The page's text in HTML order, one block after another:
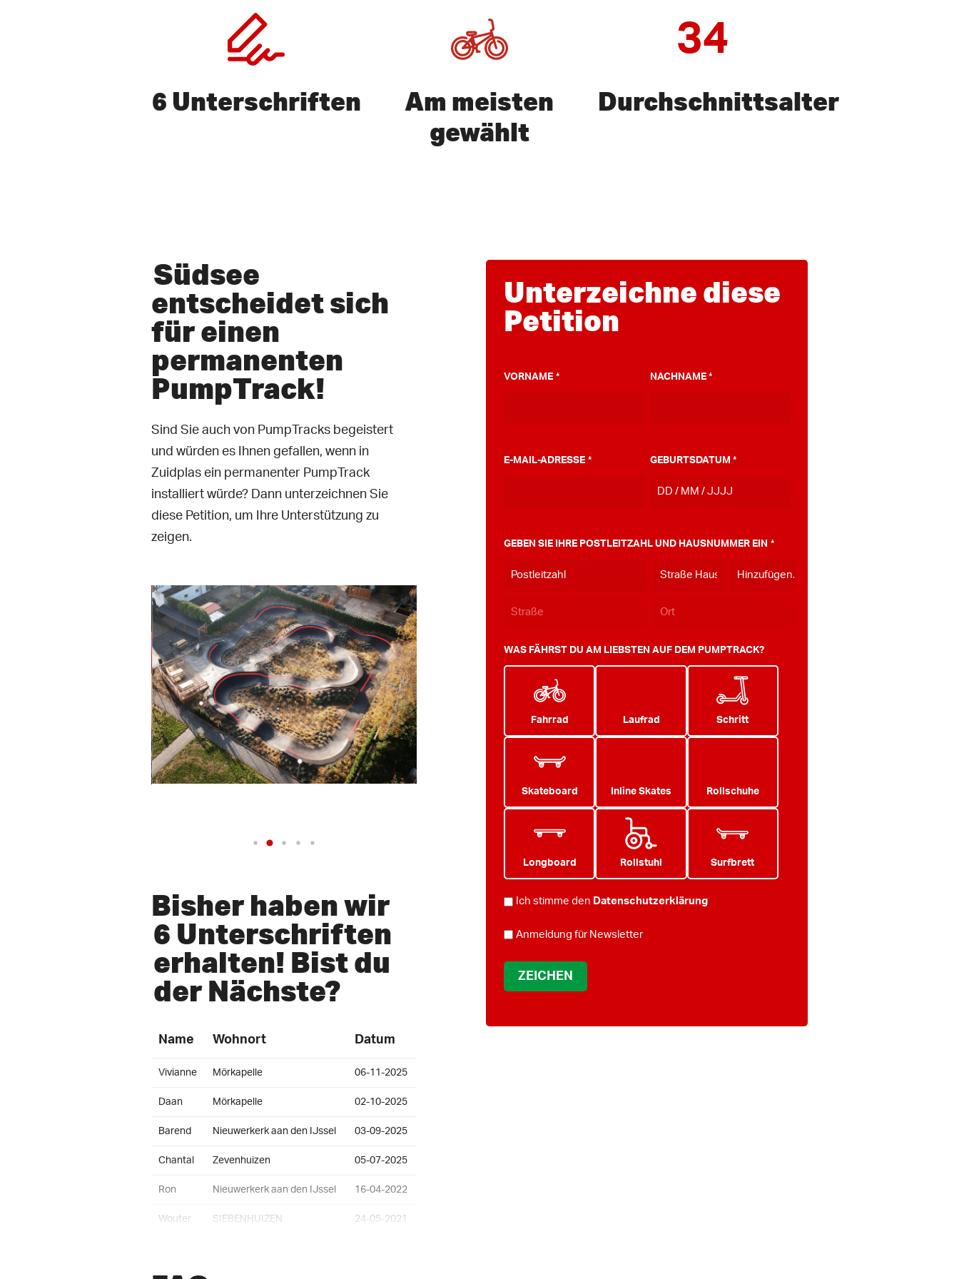
6 Unterschriften
Am meisten
gewählt
34
Durchschnittsalter
Südsee
entscheidet sich
für einen
permanenten
PumpTrack!
Sind Sie auch von PumpTracks begeistert
und würden es Ihnen gefallen, wenn in
Zuidplas ein permanenter PumpTrack
installiert würde? Dann unterzeichnen Sie
diese Petition, um Ihre Unterstützung zu
zeigen.
Bisher haben wir
6 Unterschriften
erhalten! Bist du
der Nächste?
Name Wohnort Datum
Vivianne Mörkapelle 06-11-2025
Daan Mörkapelle 02-10-2025
Barend Nieuwerkerk aan den IJssel 03-09-2025
Chantal Zevenhuizen 05-07-2025
Ron Nieuwerkerk aan den IJssel 16-04-2022
Wouter SIEBENHUIZEN 24-05-2021
Unterzeichne diese
Petition
VORNAME * NACHNAME *
E-MAIL-ADRESSE * GEBURTSDATUM *
MM
GEBEN SIE IHRE POSTLEITZAHL UND HAUSNUMMER EIN *
WAS FÄHRST DU AM LIEBSTEN AUF DEM PUMPTRACK?
Fahrrad Laufrad Schritt
Skateboard Inline Skates Rollschuhe
Longboard Rollstuhl Surfbrett
DATENSCHUTZ
Ich stimme den Datenschutzerklärung
NEWSLETTER
Anmeldung für Newsletter